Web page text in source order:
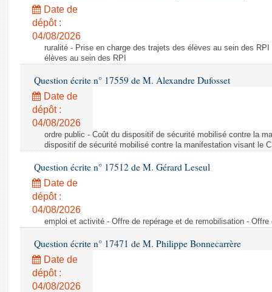
Date de
dépôt :
04/08/2026
ruralité - Prise en charge des trajets des élèves au sein des
élèves au sein des RPI
Question écrite n° 17559 de M. Alexandre Dufosset
Date de
dépôt :
04/08/2026
ordre public - Coût du dispositif de sécurité mobilisé contre la
dispositif de sécurité mobilisé contre la manifestation visant le
Question écrite n° 17512 de M. Gérard Leseul
Date de
dépôt :
04/08/2026
emploi et activité - Offre de repérage et de remobilisation -
Question écrite n° 17471 de M. Philippe Bonnecarrère
Date de
dépôt :
04/08/2026